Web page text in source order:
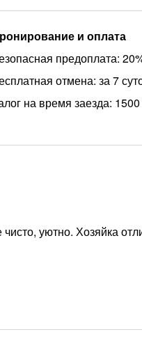
и оплата
предоплата:
отмена: за 7
на время заезда:
уютно. Хозяйка